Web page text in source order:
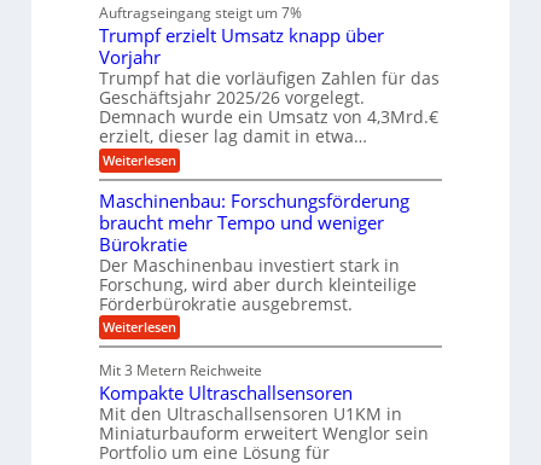
n
b
u
fe
n
ü
h
r
u
n
g
e
B
S
C
L
w
e
i
t
e
e
n
t
w
i
r
t
g
s
f
r
e
i
s
H
y
b
r
i
d
-
K
g
e
l
l
a
g
Auftragseingang steigt um 7%
Trumpf erzielt Umsatz knapp über
Vorjahr
Trumpf hat die vorläufigen Zahlen für das
Geschäftsjahr 2025/26 vorgelegt.
Demnach wurde ein Umsatz von 4,3Mrd.€
erzielt, dieser lag damit in etwa…
Weiterlesen:
T
u
m
p
f
e
r
z
i
e
t
U
m
s
a
Maschinenbau: Forschungsförderung
braucht mehr Tempo und weniger
Bürokratie
Der Maschinenbau investiert stark in
Forschung, wird aber durch kleinteilige
Förderbürokratie ausgebremst.
Weiterlesen:
M
s
c
h
i
n
e
Mit 3 Metern Reichweite
Kompakte Ultraschallsensoren
Mit den Ultraschallsensoren U1KM in
Miniaturbauform erweitert Wenglor sein
Portfolio um eine Lösung für